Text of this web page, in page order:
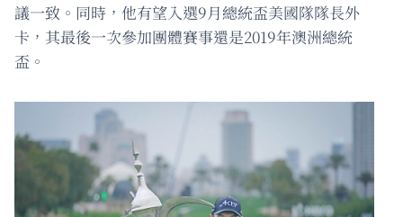
議一致。同時，他有望入選9月總統盃美國隊隊長外
卡，其最後一次參加團體賽事還是2019年澳洲總統
盃。